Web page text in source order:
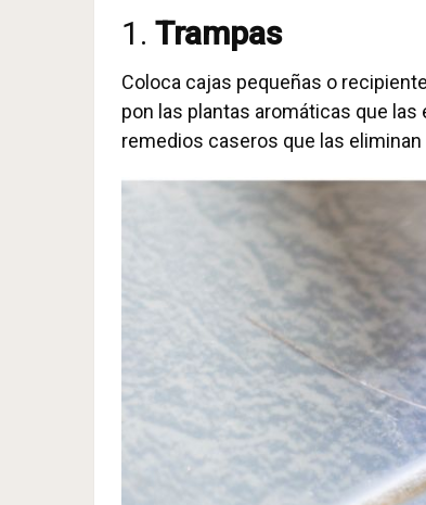
1. Trampas
Coloca cajas pequeñas o
pon las plantas aromáticas que
remedios caseros que las